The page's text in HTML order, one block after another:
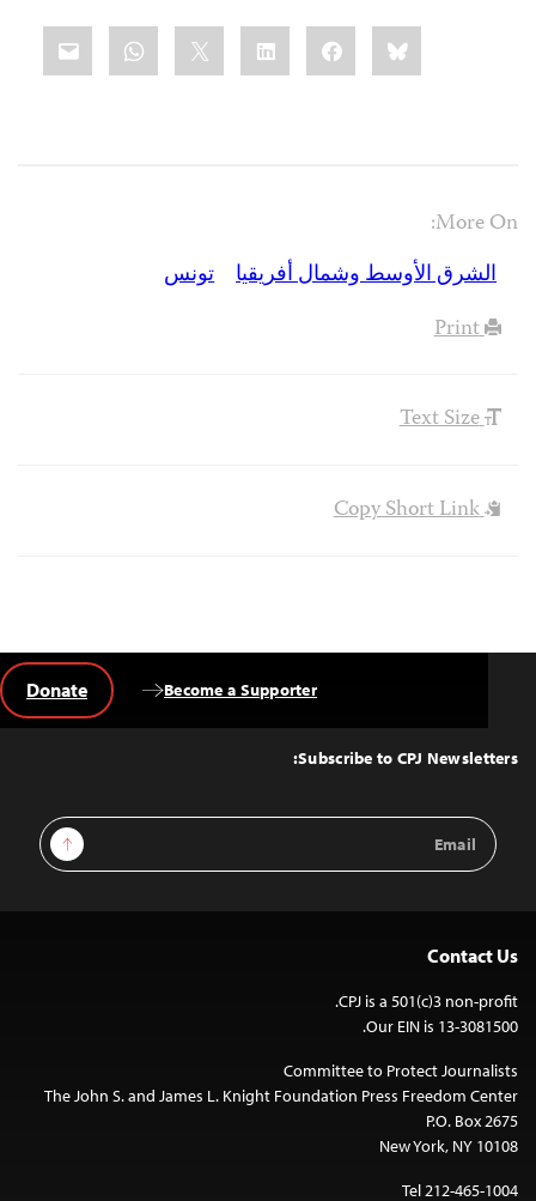
Bluesky
Facebook
LinkedIn
More On:
الشرق الأوسط وشمال أفريقيا
تونس
Print
Text Size
Copy Short Link
Top
Subscribe to CPJ Newsletters:
Email
Address
Sign Up
Become a Supporter
Donate
Contact Us
CPJ is a 501(c)3 non-profit.
Our EIN is 13-3081500.
Committee to Protect Journalists
The John S. and James L. Knight Foundation Press Freedom Center
P.O. Box 2675
New York, NY 10108
Tel 212-465-1004